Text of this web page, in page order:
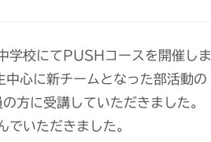
学校にてPUSHコースを開催しま
中心に新チームとなった部活動の
方に受講していただきました。
でいただきました。